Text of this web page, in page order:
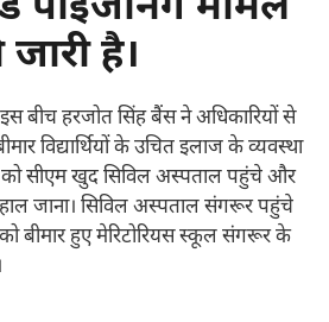
है।
बीच हरजोत सिंह बैंस ने अधिकारियों से
विद्यार्थियों के उचित इलाज के व्यवस्था
को सीएम खुद सिविल अस्पताल पहुंचे और
हाल जाना। सिविल अस्पताल संगरूर पहुंचे
को बीमार हुए मेरिटोरियस स्कूल संगरूर के